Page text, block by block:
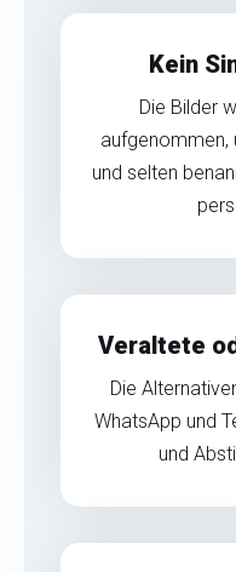
Kein
Die Bilder
aufgenommen,
und selten
Veraltete
Die
WhatsApp und
und